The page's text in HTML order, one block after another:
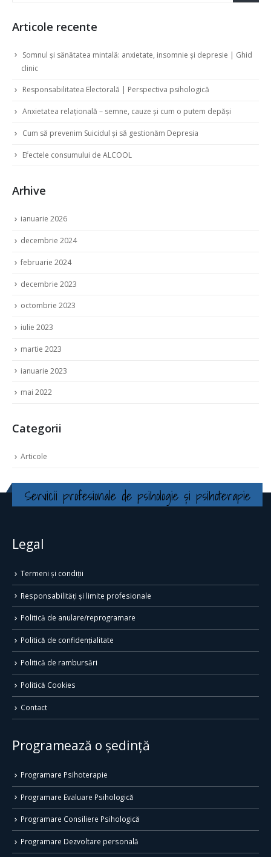
Articole recente
Somnul și sănătatea mintală: anxietate, insomnie și depresie | Ghid
clinic
Responsabilitatea Electorală | Perspectiva psihologică
Anxietatea relațională – semne, cauze și cum o putem depăși
Cum să prevenim Suicidul și să gestionăm Depresia
Efectele consumului de ALCOOL
Arhive
ianuarie 2026
decembrie 2024
februarie 2024
decembrie 2023
octombrie 2023
iulie 2023
martie 2023
ianuarie 2023
mai 2022
Categorii
Articole
Servicii profesionale de psihologie și psihoterapie
Legal
Termeni și condiții
Responsabilități și limite profesionale
Politică de anulare/reprogramare
Politică de confidențialitate
Politică de rambursări
Politică Cookies
Contact
Programează o ședință
Programare Psihoterapie
Programare Evaluare Psihologică
Programare Consiliere Psihologică
Programare Dezvoltare personală